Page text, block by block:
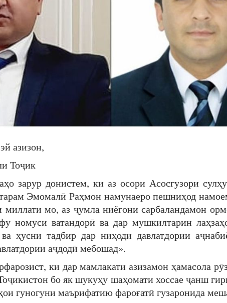
азизон,
Тоҷик
зарур донистем, ки аз осори Асосгузори
Эмомалӣ Раҳмон намунаеро пешниҳод
миллати мо, аз ҷумла ниёгони сарбаландамон
номуси ватандорӣ ва дар мушкилтарин
ҳусни тадбир дар ниҳоди давлатдории
аҷдодӣ мебошад».
ки дар мамлакати азизамон ҳамасола
бо як шукуҳу шаҳомати хоссае ҷанш
гуногуни маърифатию фароғатӣ гузаронида